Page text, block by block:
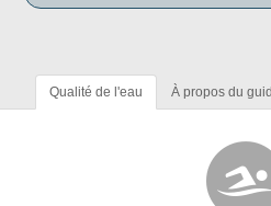
Qualité de l'eau À propos du